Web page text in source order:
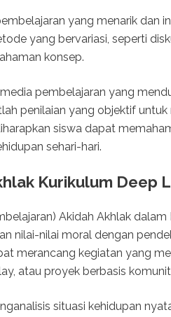
yang menarik dan
yang bervariasi, seperti
konsep.
pembelajaran yang
penilaian yang objektif
siswa dapat
sehari-hari.
Kurikulum Deep
Akidah Akhlak
nilai-nilai moral dengan
merancang kegiatan yang
atau proyek berbasis
situasi kehidupan